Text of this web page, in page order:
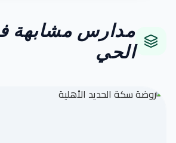
مدارس مشابهة
الحي